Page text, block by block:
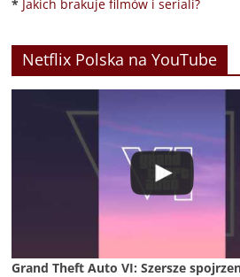
* Jakich brakuje filmów i seriali?
Netflix Polska na YouTube
Grand Theft Auto VI: Szersze